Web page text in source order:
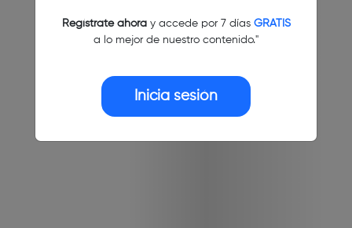
Regístrate ahoray accede por 7 días GRATIS
a lo mejor de nuestro contenido."
Inicia sesión